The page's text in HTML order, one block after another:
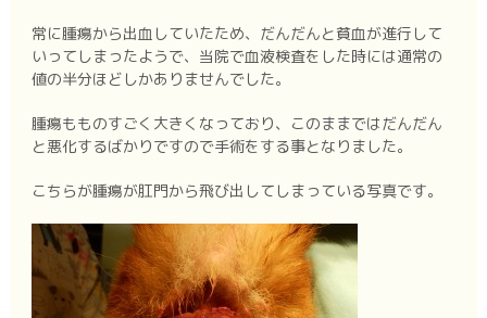
常に腫瘍から出血していたため、だんだんと貧血が進行して
いってしまったようで、当院で血液検査をした時には通常の
値の半分ほどしかありませんでした。
腫瘍もものすごく大きくなっており、このままではだんだん
と悪化するばかりですので手術をする事となりました。
こちらが腫瘍が肛門から飛び出してしまっている写真です。